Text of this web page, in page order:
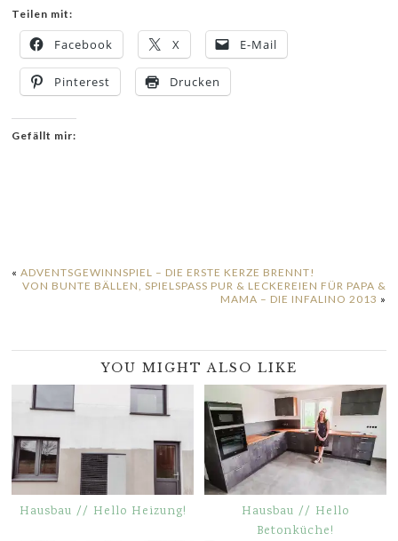
Teilen mit:
Facebook X E-Mail
Pinterest Drucken
Gefällt mir:
«ADVENTSGEWINNSPIEL – DIE ERSTE KERZE BRENNT!
VON BUNTE BÄLLEN, SPIELSPASS PUR & LECKEREIEN FÜR PAPA & M
AMA – DIE INFALINO 2013
»
YOU MIGHT ALSO LIKE
Hausbau // Hello Heizung!
Hausbau // Hello
Betonküche!